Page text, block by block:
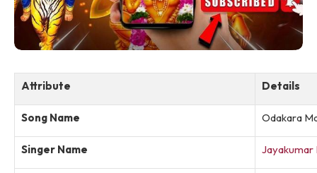
Attribute Details
Song Name Odakara
Singer Name Jayakumar